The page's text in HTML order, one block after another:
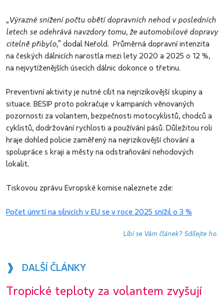
„Výrazné snížení počtu obětí dopravních nehod v posledních
letech se odehrává navzdory tomu, že automobilové dopravy
citelně přibylo,“ dodal Neřold. Průměrná dopravní intenzita
na českých dálnicích narostla mezi lety 2020 a 2025 o 12 %,
na nejvytíženějších úsecích dálnic dokonce o třetinu.
Preventivní aktivity je nutné cílit na nejrizikovější skupiny a
situace. BESIP proto pokračuje v kampaních věnovaných
pozornosti za volantem, bezpečnosti motocyklistů, chodců a
cyklistů, dodržování rychlosti a používání pásů. Důležitou roli
hraje dohled policie zaměřený na nejrizikovější chování a
spolupráce s kraji a městy na odstraňování nehodových
lokalit.
Tiskovou zprávu Evropské komise naleznete zde:
Počet úmrtí na silnicích v EU se v roce 2025 snížil o 3 %
Líbí se Vám článek? Sdílejte ho.
❱ DALŠÍ ČLÁNKY
Tropické teploty za volantem zvyšují